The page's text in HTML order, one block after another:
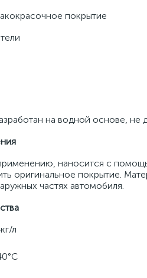
покрытие
на водной основе,
наносится с
оригинальное покрытие.
частях автомобиля.
л